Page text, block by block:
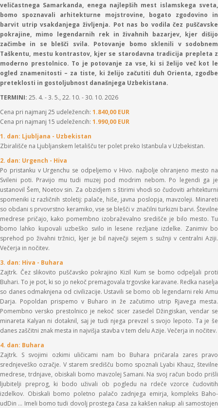
veličastnega Samarkanda, enega najlepših mest islamskega sveta,
bomo spoznavali arhitekturne mojstrovine, bogato zgodovino in
barvit utrip vsakdanjega življenja. Pot nas bo vodila čez puščavske
pokrajine, mimo legendarnih rek in živahnih bazarjev, kjer dišijo
začimbe in se blešči svila. Potovanje bomo sklenili v sodobnem
Taškentu, mestu kontrastov, kjer se starodavna tradicija prepleta z
moderno prestolnico. To je potovanje za vse, ki si želijo več kot le
ogled znamenitosti – za tiste, ki želijo začutiti duh Orienta, zgodbe
preteklosti in gostoljubnost današnjega Uzbekistana.
TERMINI: 25. 4. - 3. 5., 22. 10. - 30. 10. 2026
Cena pri najmanj 25 udeležencih: 1.840,00 EUR
Cena pri najmanj 15 udeležencih: 1.990,00 EUR
1. dan: Ljubljana - Uzbekistan
Zbirališče na Ljubljanskem letališču ter polet preko Istanbula v Uzbekistan.
2. dan: Urgench - Hiva
Po pristanku v Urgenchu se odpeljemo v Hivo. najbolje ohranjeno mesto na
Svileni poti. Pravijo mu tudi muzej pod modrim nebom. Po legendi ga je
ustanovil Šem, Noetov sin. Za obzidjem s štirimi vhodi so čudoviti arhitekturni
spomeniki iz različnih stoletij: palače, hiše, javna poslopja, mavzoleji. Minareti
so obdani s prvovrstno keramiko, vse se blešči v značilni turkizni barvi. Številne
medrese pričajo, kako pomembno izobraževalno središče je bilo mesto. Tu
bomo lahko kupovali uzbeško svilo in lesene rezljane izdelke. Zanimiv bo
sprehod po živahni tržnici, kjer je bil največji sejem s sužnji v centralni Aziji.
Večerja in nočitev.
3. dan: Hiva - Buhara
Zajtrk. Čez slikovito puščavsko pokrajino Kizil Kum se bomo odpeljali proti
Buhari. To je pot, ki so jo nekoč premagovala trgovske karavane. Redka naselja
so danes odmaknjena od civilizacije. Ustavili se bomo ob legendarni reki Amu
Darja. Popoldan prispemo v Buharo in že začutimo utrip Rjavega mesta.
Pomembno versko prestolnico je nekoč sicer zasedel Džingiskan, vendar se
minareta Kalyan ni dotaknil, saj je tudi njega prevzel s svojo lepoto. Ta je še
danes zaščitni znak mesta in najvišja stavba v tem delu Azije. Večerja in nočitev.
4. dan: Buhara
Zajtrk. S svojimi ozkimi uličicami nam bo Buhara pričarala zares pravo
srednjeveško ozračje. V starem središču bomo spoznali Lyabi Khauz, številne
medrese, trdnjave, obiskali bomo mavzolej Samani. Na svoj račun bodo prišli
ljubitelji preprog, ki bodo uživali ob pogledu na rdeče vzorce čudovitih
izdelkov. Obiskali bomo poletno palačo zadnjega emirja, kompleks Baho-
udDin ... Imeli bomo tudi dovolj prostega časa za kakšen nakup ali samostojen